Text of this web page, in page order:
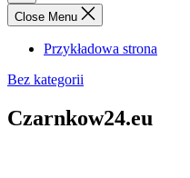
search
Close Menu
Przykładowa strona
Bez kategorii
Czarnkow24.eu